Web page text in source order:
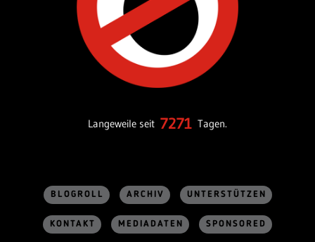
Langeweile seit 7271 Tagen.
BLOGROLL ARCHIV UNTERSTÜTZEN
KONTAKT MEDIADATEN SPONSORED